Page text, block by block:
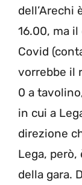
dell’Arechi
16.00, ma
Covid
vorrebbe il
0 a
in cui a
direzione
Lega,
della gara.